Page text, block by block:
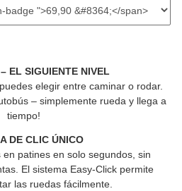
EL SIGUIENTE NIVEL
elegir entre caminar o rodar.
– simplemente rueda y llega a
tiempo!
DE CLIC ÚNICO
patines en solo segundos, sin
El sistema Easy-Click permite
las ruedas fácilmente.